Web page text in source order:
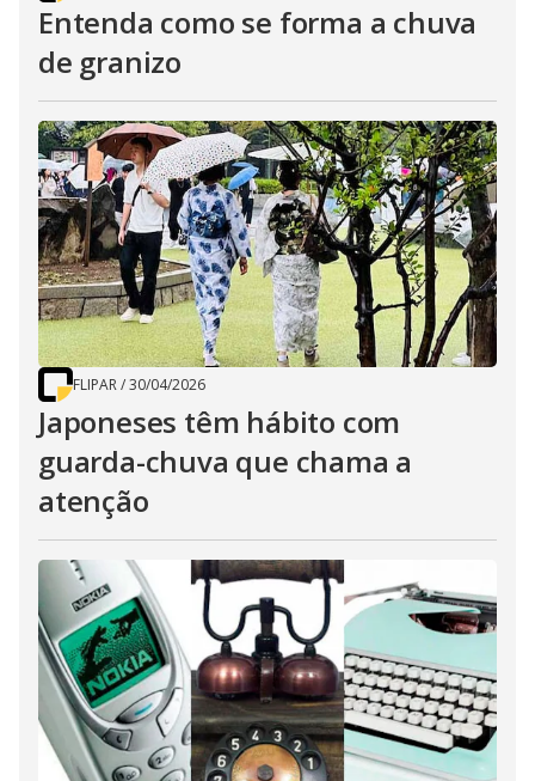
Entenda como se forma a chuva
de granizo
FLIPAR/30/04/2026
Japoneses têm hábito com
guarda-chuva que chama a
atenção